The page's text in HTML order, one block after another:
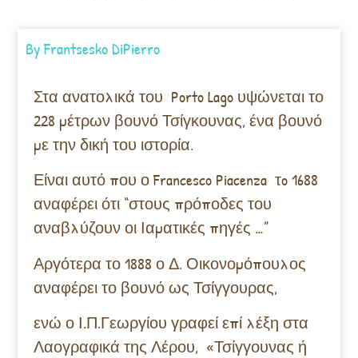
ByFrantsesko DiPierro
Στα ανατολικά του Porto Lago υψώνεται το
228 μέτρων βουνό Τσίγκουνας, ένα βουνό
με την δική του ιστορία.
Είναι αυτό που ο Francesco Piacenza τo 1688
αναφέρει ότι “στους πρόποδες του
αναβλύζουν οι Ιαματικές πηγές …”
Αργότερα το 1888 ο Δ. Οικονομόπουλος
αναφέρει το βουνό ως Τσίγγουρας,
ενώ ο Ι.Π.Γεωργίου γραφεί επί λέξη στα
Λαογραφικά της Λέρου, «Τσίγγουνας ή